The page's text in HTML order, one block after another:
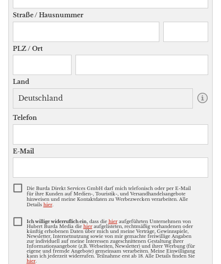
Straße / Hausnummer
PLZ / Ort
Land
Telefon
E-Mail
Die Burda Direkt Services GmbH darf mich telefonisch oder per E-Mail
für ihre Kunden auf Medien-, Touristik-, und Versandhandelsangebote
hinweisen und meine Kontaktdaten zu Werbezwecken verarbeiten. Alle
Details hier.
Ich willige widerruflich ein,dass die hieraufgeführten Unternehmen von
Hubert Burda Media die hieraufgelisteten, rechtmäßig vorhandenen oder
künftig erhobenen Daten über mich und meine Verträge, Gewinnspiele,
Newsletter, Internetnutzung sowie von mir gemachte freiwillige Angaben
zur individuell auf meine Interessen zugeschnittenen Gestaltung ihrer
Informationsangebote (z.B. Webseiten, Newsletter) und ihrer Werbung (für
eigene und fremde Angebote) gemeinsam verarbeiten. Meine Einwilligung
kann ich jederzeit widerrufen. Teilnahme erst ab 18. Alle Details finden Sie
hier.